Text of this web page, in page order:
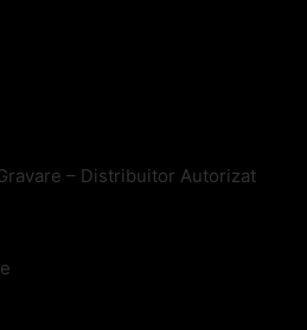
– Distribuitor Autorizat